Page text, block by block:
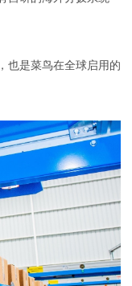
也是菜鸟在全球启用的